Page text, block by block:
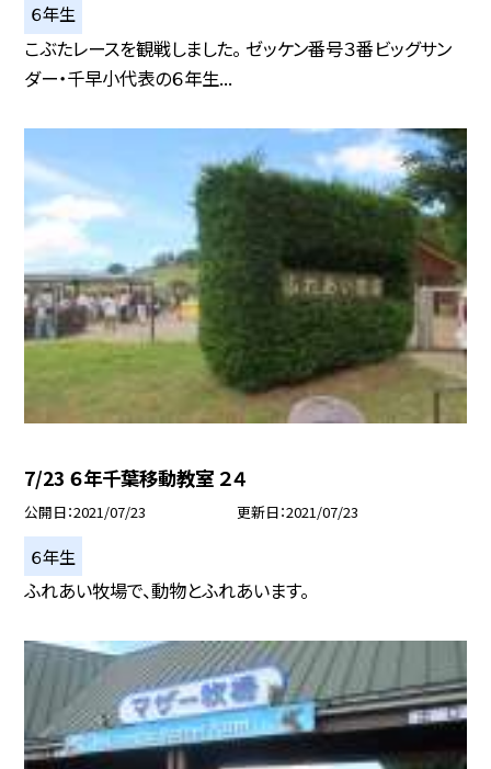
６年生
こぶたレースを観戦しました。 ゼッケン番号３番ビッグサン
ダー・千早小代表の６年生...
7/23 ６年千葉移動教室 ２４
公開日 2021/07/23 更新日 2021/07/23
６年生
ふれあい牧場で、動物とふれあいます。